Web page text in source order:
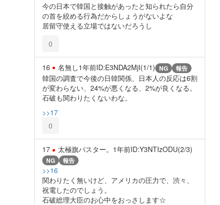
今の日本で韓国と接触があったと知られたら自分
の首を絞める行為だからしょうがないよな
居留守使える立場ではないだろうし
0
16 名無し1年前ID:E3NDA2MjI(1/1) NG 報告
韓国の調査で今後の日韓関係、日本人の反応は6割
が変わらない、24%が悪くなる、2%が良くなる。
石破も関わりたくないわな。
>>17
0
17 太極旗バスター。 1年前ID:Y3NTIzODU(2/3)
NG 報告
>>16
関わりたく無いけど、アメリカの圧力で、渋々、
祝電したのでしょう。
石破総理大臣のお心中をおっさします☆